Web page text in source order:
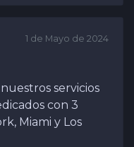
1 de Mayo de 2024
servicios
con 3
Miami y Los